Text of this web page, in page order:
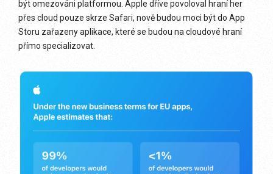
být omezováni platformou. Apple dříve povoloval hraní her
přes cloud pouze skrze Safari, nově budou moci být do App
Storu zařazeny aplikace, které se budou na cloudové hraní
přímo specializovat.